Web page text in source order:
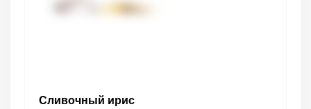
Сливочный ирис